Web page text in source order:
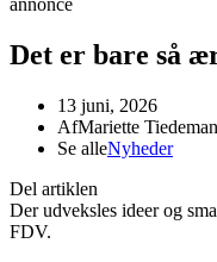
Det er bare så
13 juni, 2026
AfMariette
Se alleNyheder
Del artiklen
Der udveksles ideer og
FDV.